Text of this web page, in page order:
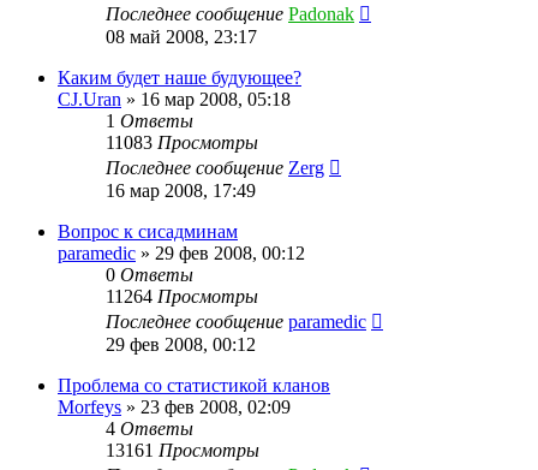
Последнее сообщение Padonak
08 май 2008, 23:17
Каким будет наше будующее?
CJ.Uran » 16 мар 2008, 05:18
1 Ответы
11083 Просмотры
Последнее сообщение Zerg
16 мар 2008, 17:49
Вопрос к сисадминам
paramedic » 29 фев 2008, 00:12
0 Ответы
11264 Просмотры
Последнее сообщение paramedic
29 фев 2008, 00:12
Проблема со статистикой кланов
Morfeys » 23 фев 2008, 02:09
4 Ответы
13161 Просмотры